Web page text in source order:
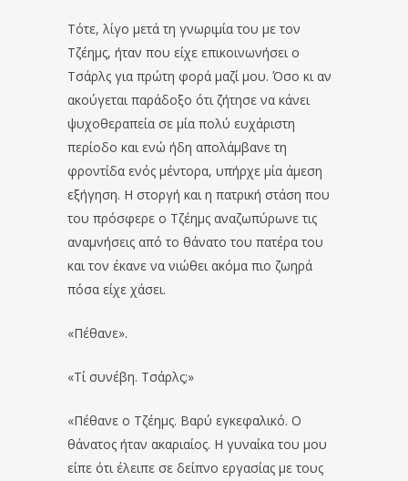
Τότε, λίγο μετά τη γνωριμία του με τον
Τζέημς, ήταν που είχε επικοινωνήσει ο
Τσάρλς για πρώτη φορά μαζί μου. Όσο κι αν
ακούγεται παράδοξο ότι ζήτησε να κάνει
ψυχοθεραπεία σε μία πολύ ευχάριστη
περίοδο και ενώ ήδη απολάμβανε τη
φροντίδα ενός μέντορα, υπήρχε μία άμεση
εξήγηση. Η στοργή και η πατρική στάση που
του πρόσφερε ο Τζέημς αναζωπύρωνε τις
αναμνήσεις από το θάνατο του πατέρα του
και τον έκανε να νιώθει ακόμα πιο ζωηρά
πόσα είχε χάσει.
«Πέθανε».
«Τί συνέβη. Τσάρλς;»
«Πέθανε ο Τζέημς. Βαρύ εγκεφαλικό. Ο
θάνατος ήταν ακαριαίος. Η γυναίκα του μου
είπε ότι έλειπε σε δείπνο εργασίας με τους